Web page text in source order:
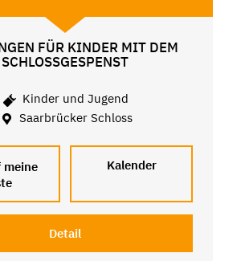
FÜR KINDER MIT DEM
SCHLOSSGESPENST
Kinder und Jugend
Saarbrücker Schloss
meine
Kalender
Detail